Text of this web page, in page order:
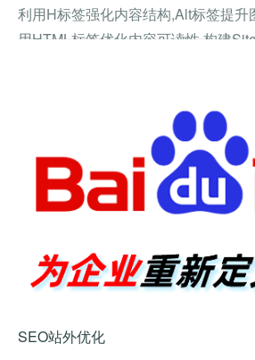
利用H标签强化内容结构,Alt标签提升
用HTML标签优化内容可读性.构建
查看详情
SEO站外优化